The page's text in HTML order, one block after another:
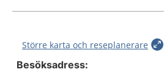
Större karta och reseplanerare
Besöksadress: